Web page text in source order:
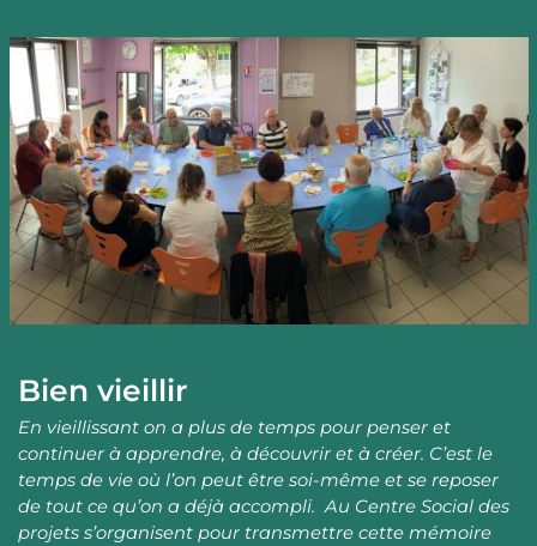
Image
Bien vieillir
En vieillissant on a plus de temps pour penser et
continuer à apprendre, à découvrir et à créer. C’est le
temps de vie où l’on peut être soi-même et se reposer
de tout ce qu’on a déjà accompli. Au Centre Social des
projets s’organisent pour transmettre cette mémoire